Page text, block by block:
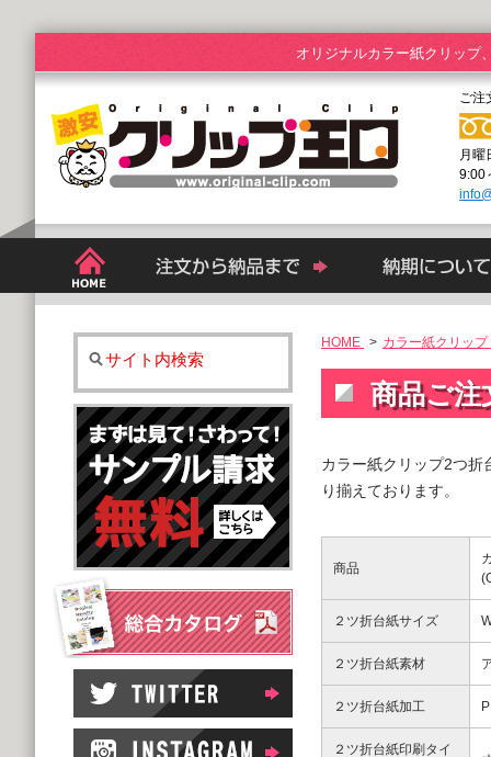
オリジナルカラー紙クリッ
ご注
月曜
9:00
HOME > カラー紙クリッ
商品ご注
カラー紙クリップ2つ折
り揃えております。
商品
２ツ折台紙サイズ
２ツ折台紙素材
２ツ折台紙加工
２ツ折台紙印刷タイ
サイト内検索